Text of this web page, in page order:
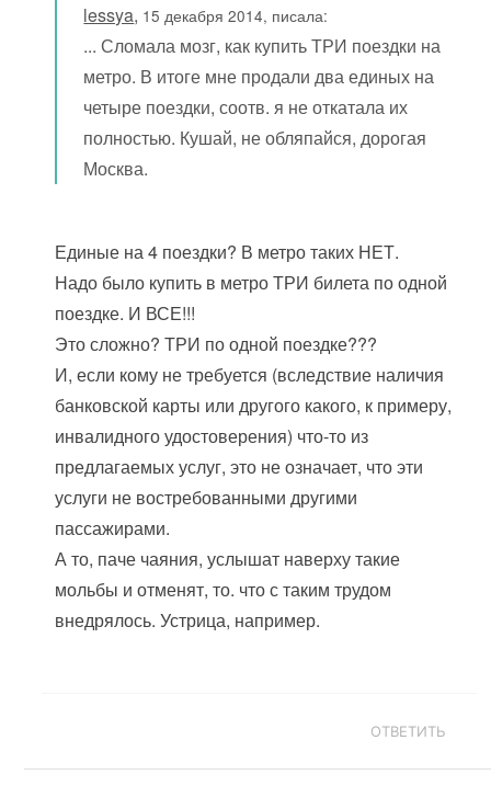
lessya, 15 декабря 2014, писала:
... Сломала мозг, как купить ТРИ поездки на
метро. В итоге мне продали два единых на
четыре поездки, соотв. я не откатала их
полностью. Кушай, не обляпайся, дорогая
Москва.
Единые на 4 поездки? В метро таких НЕТ.
Надо было купить в метро ТРИ билета по одной
поездке. И ВСЕ!!!
Это сложно? ТРИ по одной поездке???
И, если кому не требуется (вследствие наличия
банковской карты или другого какого, к примеру,
инвалидного удостоверения) что-то из
предлагаемых услуг, это не означает, что эти
услуги не востребованными другими
пассажирами.
А то, паче чаяния, услышат наверху такие
мольбы и отменят, то. что с таким трудом
внедрялось. Устрица, например.
ОТВЕТИТЬ